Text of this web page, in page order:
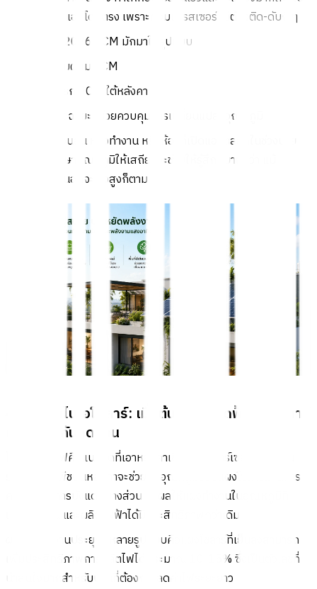
ซึ่งส่งผลดีต่อแอร์โดยตรง เพราะคอมเพรสเซอร์ไม่ต้องติด-ดับถี่ ๆ
ในงานบ้านปี 2026 PCM มักมาในรูปแบบ
แผ่นยิปซั่มผสม PCM
ฉนวนแทรก PCM ใต้หลังคา
แผ่นฝ้าอัจฉริยะที่ช่วยควบคุมการเปลี่ยนแปลงอุณหภูมิ
เหมาะกับห้องนอน ห้องทำงาน หรือห้องที่เปิดแอร์ตลอดในช่วงบ่าย
เพราะการรักษาอุณหภูมิให้เสถียรจะช่วยให้รู้สึกสบายกว่า แม้
อุณหภูมิภายนอกจะพุ่งสูงก็ตาม
4) หลังคาไบโอโซลาร์: เมื่อต้นไม้บนดาดฟ้าและโซลาร์
เซลล์ช่วยกันลดร้อน
ไบโอโซลาร์รูฟคือแนวคิดที่เอาหลังคาเขียวกับโซลาร์เซลล์มาทำงาน
ร่วมกัน โดยพืชบนหลังคาจะช่วยลดอุณหภูมิรอบแผงโซลาร์ผ่านการ
คายน้ำและการบังแดดบางส่วน ส่งผลให้แผงทำงานในอุณหภูมิที่
เหมาะสมขึ้น และผลิตไฟฟ้าได้มีประสิทธิภาพกว่าเดิม
ผลที่พบในงานประยุกต์หลายรูปแบบคือแผงโซลาร์ที่เย็นลงสามารถ
เพิ่มประสิทธิภาพการผลิตไฟได้ประมาณ 10-15% ซึ่งเป็นตัวเลขที่
น่าสนใจมากสำหรับบ้านที่ต้องการลดค่าไฟระยะยาว